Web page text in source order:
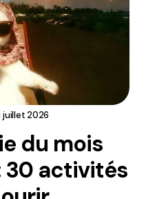
juillet 2026
du mois
30 activités